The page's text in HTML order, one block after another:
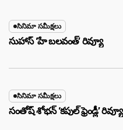
సినిమా సమీక్షలు
సుహాస్ ‘హే బలవంత్’ రివ్యూ
సినిమా సమీక్షలు
సంతోష్ శోభన్ ‘కపుల్ ఫ్రెండ్లీ’ రివ్యూ